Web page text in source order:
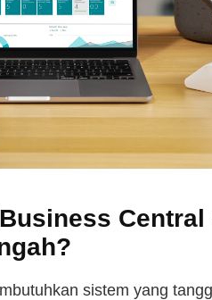
Central
sistem yang